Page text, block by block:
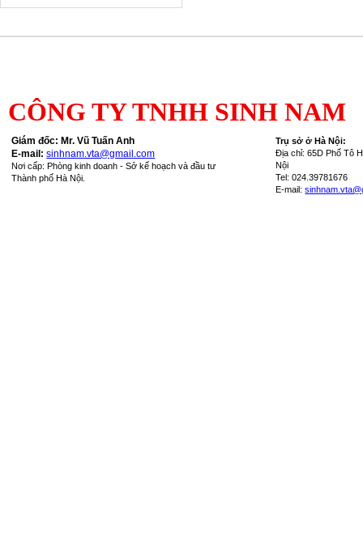
MYR
NOK - 2,813.01
RUB - 340.39
SAR - 7,254.11
CÔNG TY TNHH SINH NAM
Giám đốc: Mr. Vũ Tuấn Anh
E-mail:sinhnam.vta@gmail.com
Nơi cấp: Phòng kinh doanh - Sở kế hoạch và đầu tư
Thành phố Hà Nội.
Trụ sở ở Hà Nội:
Địa chỉ: 65D Phố Tô
Nội
Tel: 024.39781676
E-mail: